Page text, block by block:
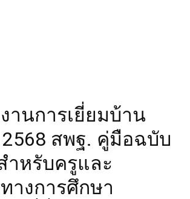
านการเยี่ยมบ้าน
สพฐ. คู่มือฉบับ
หรับครูและ
างการศึกษา